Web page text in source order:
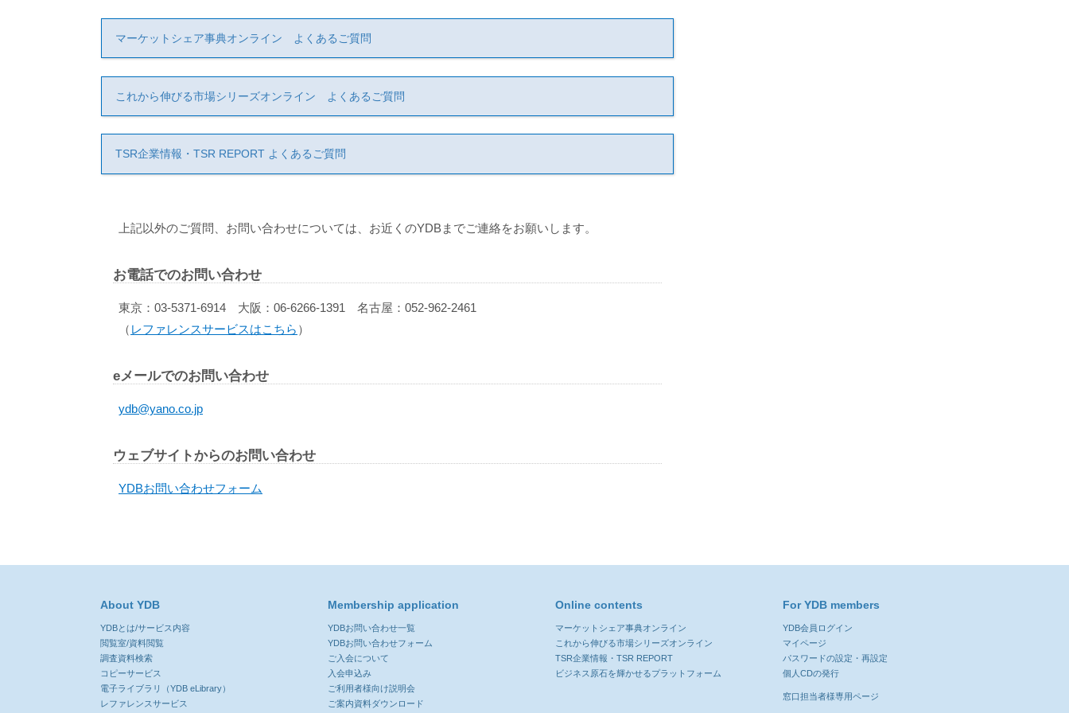
マーケットシェア事典オンライン よくあるご質問
これから伸びる市場シリーズオンライン よくあるご質問
TSR企業情報・TSR REPORT よくあるご質問
上記以外のご質問、お問い合わせについては、お近くのYDBまでご連絡をお願いします。
お電話でのお問い合わせ
東京：03-5371-6914 大阪：06-6266-1391 名古屋：052-962-2461
（ レファレンスサービスはこちら ）
eメールでのお問い合わせ
ydb@yano.co.jp
ウェブサイトからのお問い合わせ
YDBお問い合わせフォーム
About YDB
YDBとは/サービス内容
閲覧室/資料閲覧
調査資料検索
コピーサービス
電子ライブラリ（YDB eLibrary）
レファレンスサービス
Membership application
YDBお問い合わせ一覧
YDBお問い合わせフォーム
ご入会について
入会申込み
ご利用者様向け説明会
ご案内資料ダウンロード
Online contents
マーケットシェア事典オンライン
これから伸びる市場シリーズオンライン
TSR企業情報・TSR REPORT
ビジネス原石を輝かせるプラットフォーム
For YDB members
YDB会員ログイン
マイページ
パスワードの設定・再設定
個人CDの発行
窓口担当者様専用ページ